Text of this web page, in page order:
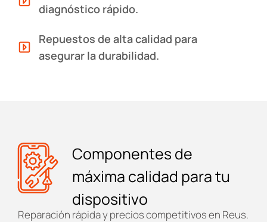
diagnóstico rápido.
Repuestos de alta calidad para
asegurar la durabilidad.
Componentes de
máxima calidad para tu
dispositivo
Reparación rápida y precios competitivos en Reus.